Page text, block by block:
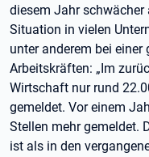
diesem Jahr schwächer
Situation in vielen
unter anderem bei
Arbeitskräften: „Im
Wirtschaft nur rund
gemeldet. Vor einem
Stellen mehr gemeldet.
ist als in den